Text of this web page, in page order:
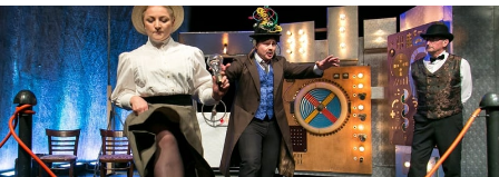
Kliknij, aby powiększyć